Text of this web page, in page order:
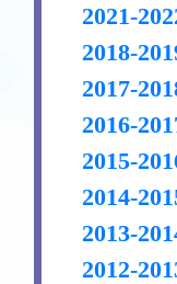
2021-
2018-
2017-
2016-
2015-
2014-
2013-
2012-